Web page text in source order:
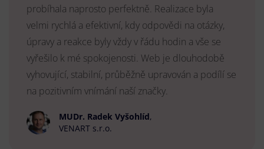
probíhala naprosto perfektně. Realizace byla
velmi rychlá a efektivní, kdy odpovědi na otázky,
úpravy a reakce byly vždy v řádu hodin a vše se
vyřešilo k mé spokojenosti. Web je dlouhodobě
vyhovující, stabilní, průběžně upravován a podílí se
na pozitivním vnímání naší značky.
MUDr. Radek Vyšohlíd,
VENART s.r.o.